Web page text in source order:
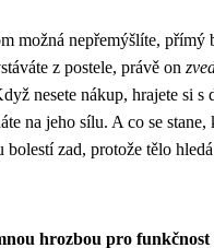
možná nepřemýšlíte, přímý
z postele, právě on
nesete nákup, hrajete si s
na jeho sílu. A co se stane,
zad, protože tělo
hrozbou pro